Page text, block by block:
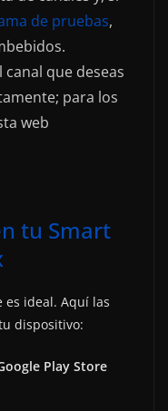
de pruebas,
que deseas
para los
web
tu Smart
ideal. Aquí las
dispositivo:
Play Store